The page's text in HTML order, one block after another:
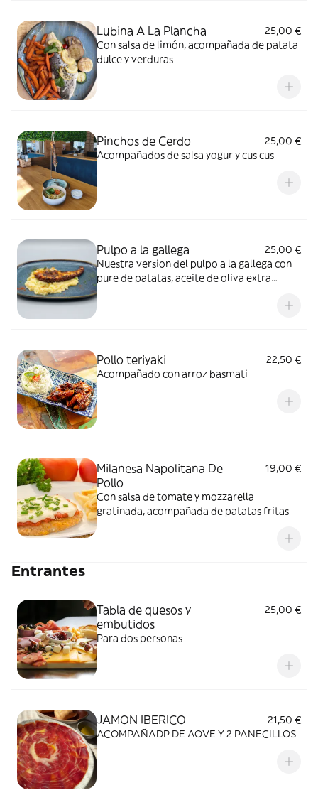
Lubina A La Plancha
25,00 €
Con salsa de limón, acompañada de patata
dulce y verduras
Pinchos de Cerdo
25,00 €
Acompañados de salsa yogur y cus cus
Pulpo a la gallega
25,00 €
Nuestra version del pulpo a la gallega con
pure de patatas, aceite de oliva extra
Pollo teriyaki
22,50 €
Acompañado con arroz basmati
Milanesa Napolitana De
Pollo
19,00 €
Con salsa de tomate y mozzarella
gratinada, acompañada de patatas fritas
Entrantes
Tabla de quesos y
embutidos
25,00 €
Para dos personas
JAMON IBERICO
21,50 €
ACOMPAÑADP DE AOVE Y 2 PANECILLOS